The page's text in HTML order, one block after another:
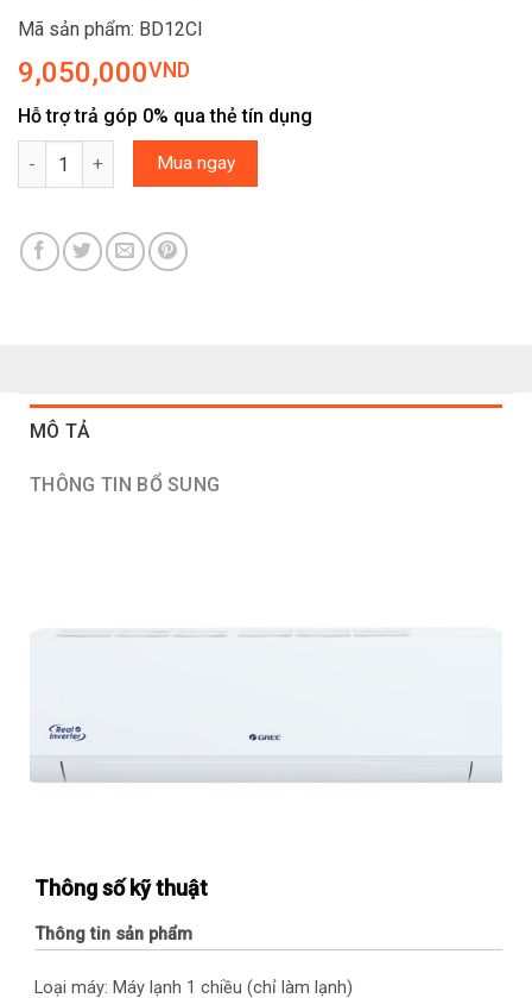
Mã sản phẩm: BD12CI
9,050,000VND
Hỗ trợ trả góp 0% qua thẻ tín dụng
Điều hòa Gree Inverter 12000 BTU BD12CI số lượng
Mua ngay
MÔ TẢ
THÔNG TIN BỔ SUNG
Thông số kỹ thuật
Thông tin sản phẩm
Loại máy: Máy lạnh 1 chiều (chỉ làm lạnh)